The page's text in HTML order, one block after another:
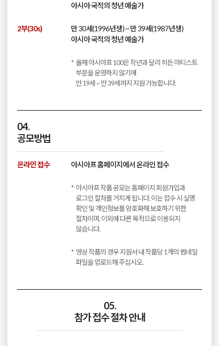
아시아 국적의 청년 예술가
2부(30s)
만 30세(1996년생) ~ 만 39세(1987년생)
아시아 국적의 청년 예술가
올해 아시아프 100은 작년과 달리 히든 아티스트
부문을 운영하지 않기에
만 19세 ~ 만 39세까지 지원 가능합니다.
04.
공모방법
온라인 접수 아시아프 홈페이지에서 온라인 접수
아시아프 작품 공모는 홈페이지 회원가입과
로그인 절차를 거치게 됩니다. 이는 접수 시 실명
확인 및 개인정보를 암호화해 보호하기 위한
절차이며, 이외에 다른 목적으로 이용되지
않습니다.
영상 작품의 경우 지원서 내 작품당 1개의 썸네일
파일을 업로드해 주십시오.
05.
참가 접수 절차 안내